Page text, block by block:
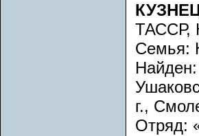
ТАССР,
Семья:
г.,
Отряд: